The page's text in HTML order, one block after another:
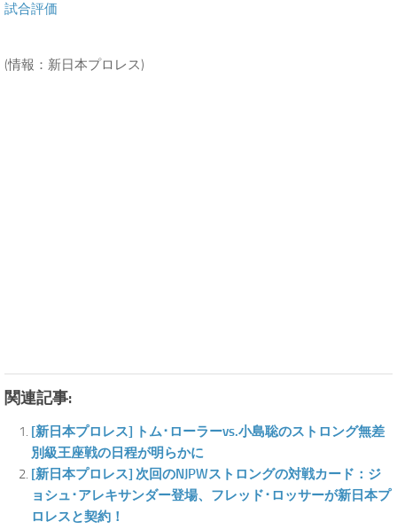
試合評価
(情報：新日本プロレス)
関連記事:
[新日本プロレス] トム･ローラーvs.小島聡のストロング無差
別級王座戦の日程が明らかに
[新日本プロレス] 次回のNJPWストロングの対戦カード：ジ
ョシュ･アレキサンダー登場、フレッド･ロッサーが新日本プ
ロレスと契約！